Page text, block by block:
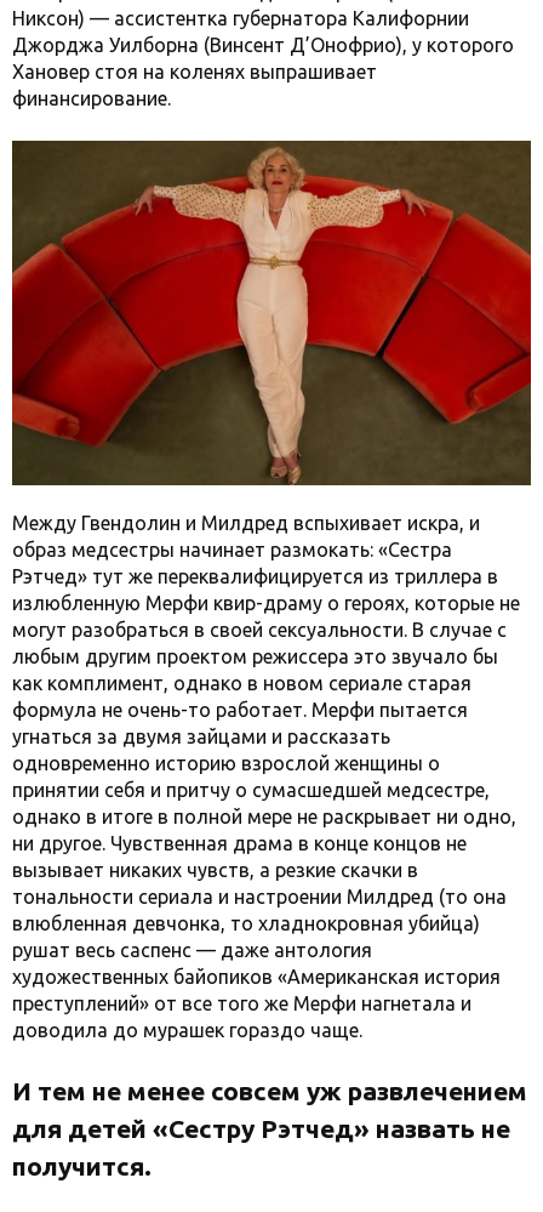
Никсон) — ассистентка губернатора Калифорнии
Джорджа Уилборна (Винсент Д’Онофрио), у которого
Хановер стоя на коленях выпрашивает
финансирование.
Между Гвендолин и Милдред вспыхивает искра, и
образ медсестры начинает размокать: «Сестра
Рэтчед» тут же переквалифицируется из триллера в
излюбленную Мерфи квир-драму о героях, которые не
могут разобраться в своей сексуальности. В случае с
любым другим проектом режиссера это звучало бы
как комплимент, однако в новом сериале старая
формула не очень-то работает. Мерфи пытается
угнаться за двумя зайцами и рассказать
одновременно историю взрослой женщины о
принятии себя и притчу о сумасшедшей медсестре,
однако в итоге в полной мере не раскрывает ни одно,
ни другое. Чувственная драма в конце концов не
вызывает никаких чувств, а резкие скачки в
тональности сериала и настроении Милдред (то она
влюбленная девчонка, то хладнокровная убийца)
рушат весь саспенс — даже антология
художественных байопиков «Американская история
преступлений» от все того же Мерфи нагнетала и
доводила до мурашек гораздо чаще.
И тем не менее совсем уж развлечением
для детей «Сестру Рэтчед» назвать не
получится.